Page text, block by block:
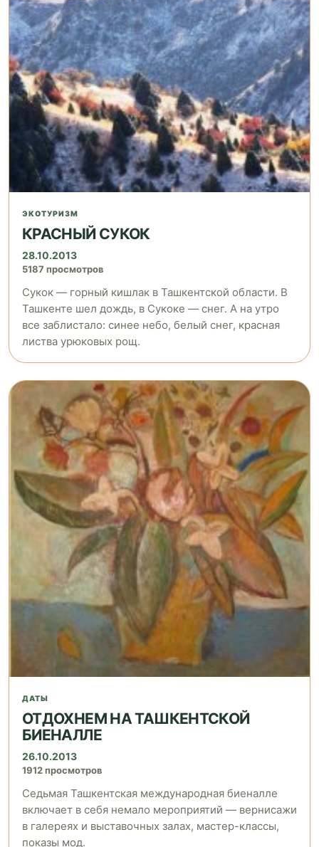
ЭКОТУРИЗМ
КРАСНЫЙ СУКОК
28.10.2013
5187 просмотров
Сукок — горный кишлак в Ташкентской области. В
Ташкенте шел дождь, в Сукоке — снег. А на утро
все заблистало: синее небо, белый снег, красная
листва урюковых рощ.
ДАТЫ
ОТДОХНЕМ НА ТАШКЕНТСКОЙ
БИЕНАЛЛЕ
26.10.2013
1912 просмотров
Седьмая Ташкентская международная биеналле
включает в себя немало мероприятий — вернисажи
в галереях и выставочных залах, мастер-классы,
показы мод.